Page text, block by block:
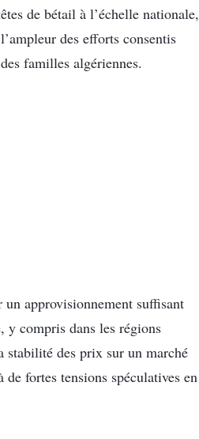
de bétail à l’échelle nationale,
des efforts consentis
familles algériennes.
un approvisionnement suffisant
y compris dans les régions
stabilité des prix sur un marché
fortes tensions spéculatives en